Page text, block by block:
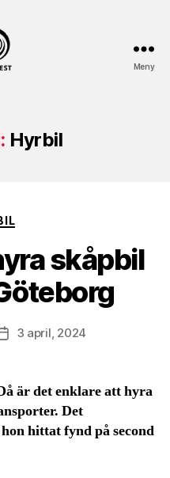
Meny
Hyrbil
skåpbil
Inläggsdatum
3 april, 2024
är det enklare att hyra
Det
hittat fynd på second